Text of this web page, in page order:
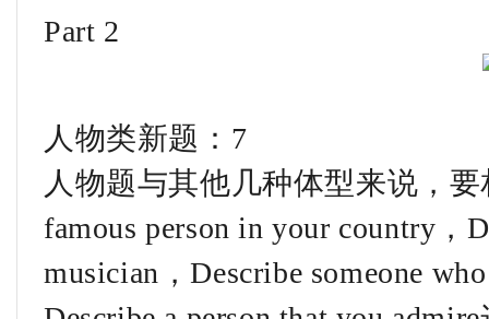
Part 2
人物类新题：7
人物题与其他几种体型来说，
famous person in your country，
musician，Describe someone